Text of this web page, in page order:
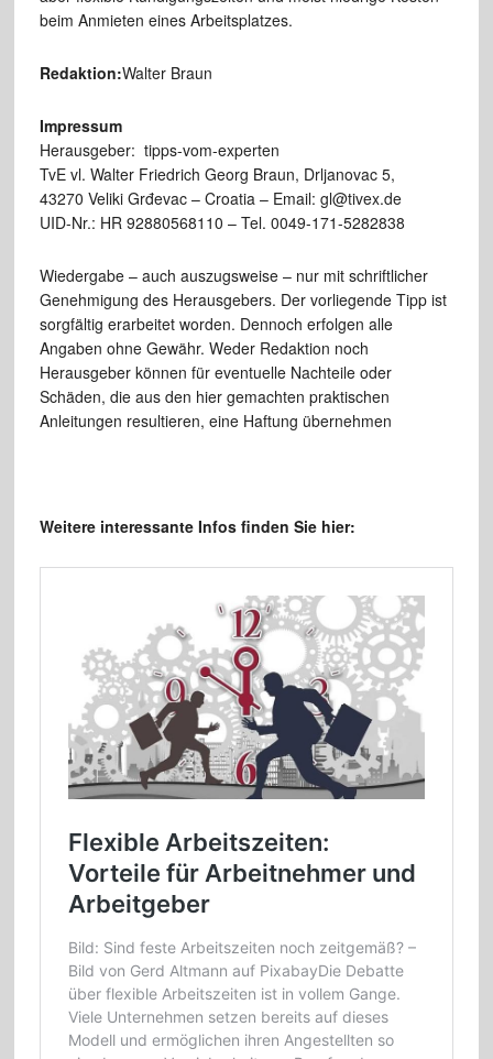
beim Anmieten eines Arbeitsplatzes.
Redaktion:Walter Braun
Impressum
Herausgeber: tipps-vom-experten
TvE vl. Walter Friedrich Georg Braun, Drljanovac 5,
43270 Veliki Grđevac – Croatia – Email: gl@tivex.de
UID-Nr.: HR 92880568110 – Tel. 0049-171-5282838
Wiedergabe – auch auszugsweise – nur mit schriftlicher
Genehmigung des Herausgebers. Der vorliegende Tipp ist
sorgfältig erarbeitet worden. Dennoch erfolgen alle
Angaben ohne Gewähr. Weder Redaktion noch
Herausgeber können für eventuelle Nachteile oder
Schäden, die aus den hier gemachten praktischen
Anleitungen resultieren, eine Haftung übernehmen
Weitere interessante Infos finden Sie hier: